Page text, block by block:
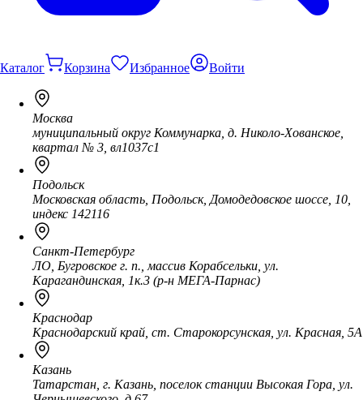
Каталог Корзина Избранное Войти
Москва
муниципальный округ Коммунарка, д. Николо-Хованское,
квартал № 3, вл1037с1
Подольск
Московская область, Подольск, Домодедовское шоссе, 10,
индекс 142116
Санкт-Петербург
ЛО, Бугровское г. п., массив Корабсельки, ул.
Карагандинская, 1к.3 (р-н МЕГА-Парнас)
Краснодар
Краснодарский край, ст. Старокорсунская, ул. Красная, 5А
Казань
Татарстан, г. Казань, поселок станции Высокая Гора, ул.